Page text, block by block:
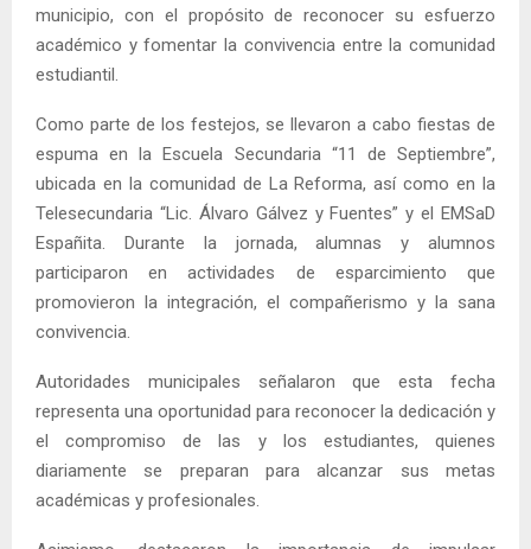
municipio, con el propósito de reconocer su esfuerzo
académico y fomentar la convivencia entre la comunidad
estudiantil.
Como parte de los festejos, se llevaron a cabo fiestas de
espuma en la Escuela Secundaria “11 de Septiembre”,
ubicada en la comunidad de La Reforma, así como en la
Telesecundaria “Lic. Álvaro Gálvez y Fuentes” y el EMSaD
Españita. Durante la jornada, alumnas y alumnos
participaron en actividades de esparcimiento que
promovieron la integración, el compañerismo y la sana
convivencia.
Autoridades municipales señalaron que esta fecha
representa una oportunidad para reconocer la dedicación y
el compromiso de las y los estudiantes, quienes
diariamente se preparan para alcanzar sus metas
académicas y profesionales.